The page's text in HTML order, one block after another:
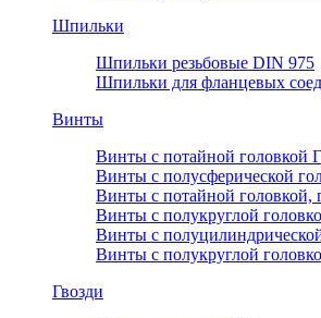
Шпильки
Шпильки резьбовые DIN 975
Шпильки для фланцевых
Винты
Винты с потайной головкой
Винты с полусферической
Винты с потайной головкой,
Винты с полукруглой
Винты с
Винты с полукруглой
Гвозди